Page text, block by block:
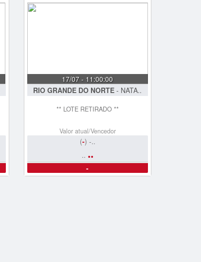
17/07 - 11:00:00
RIO GRANDE DO NORTE - NATA..
** LOTE RETIRADO **
Valor atual/Vencedor
(-) -..
.. ..
-